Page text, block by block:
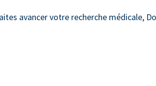
avancer votre recherche médicale,